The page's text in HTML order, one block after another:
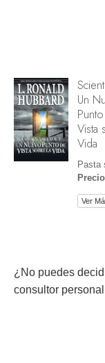
Un
Vista
Vida
Pasta
Ver
¿No puedes
consultor